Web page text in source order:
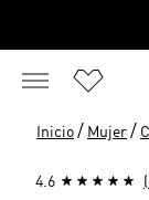
Inicio / Mujer /
4.6